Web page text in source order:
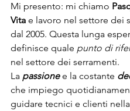
Mi presento: mi chiamo
Vita e lavoro nel settore dei
dal 2005. Questa lunga
definisce quale punto di
nel settore dei serramenti.
La passione e la costante
che impiego
guidare tecnici e clienti